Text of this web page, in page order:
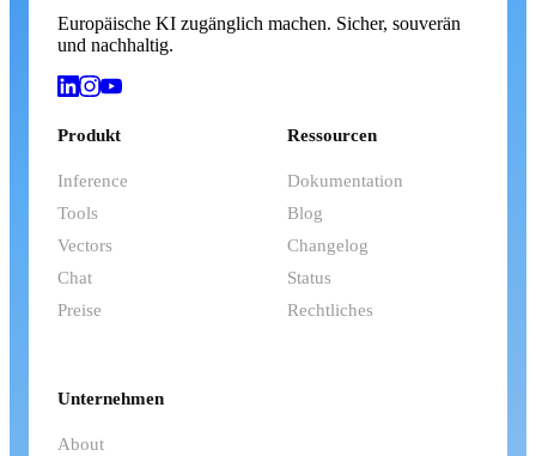
Europäische KI zugänglich machen. Sicher, souverän
und nachhaltig.
Produkt
Inference
Tools
Vectors
Chat
Preise
Ressourcen
Dokumentation
Blog
Changelog
Status
Rechtliches
Unternehmen
About